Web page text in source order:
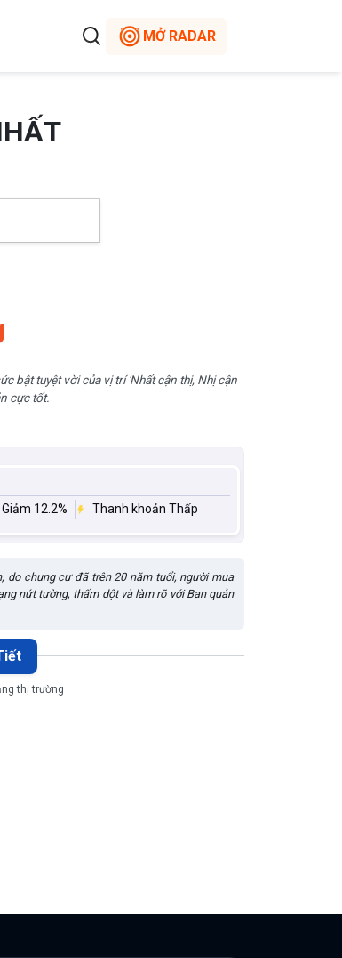
MỞ RADAR
bật tuyệt vời của vị trí 'Nhất cận thị, Nhị cận
cực tốt.
Giảm 12.2% Thanh khoản Thấp
do chung cư đã trên 20 năm tuổi, người mua
nứt tường, thấm dột và làm rõ với Ban quản
thị trường